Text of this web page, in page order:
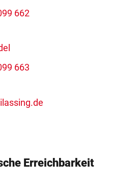
662
663
Erreichbarkeit